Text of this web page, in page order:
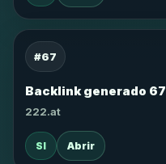
#67
Backlink generado 67
222.at
SI Abrir